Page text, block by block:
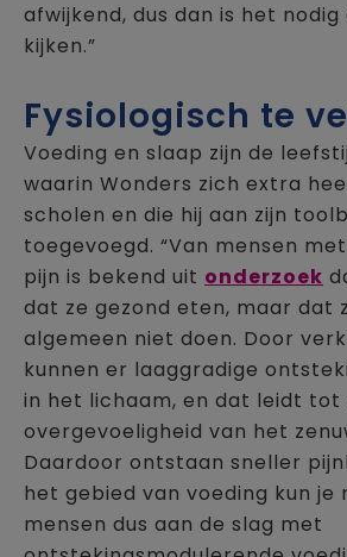
afwijkend, dus dan is het
kijken.”
Fysiologisch te
Voeding en slaap zijn de
waarin Wonders zich extra
scholen en die hij aan zijn
toegevoegd. “Van mensen
pijn is bekend uit onderzoek
dat ze gezond eten, maar dat
algemeen niet doen. Door
kunnen er laaggradige
in het lichaam, en dat leidt tot
overgevoeligheid van het
Daardoor ontstaan sneller
het gebied van voeding kun je
mensen dus aan de slag met